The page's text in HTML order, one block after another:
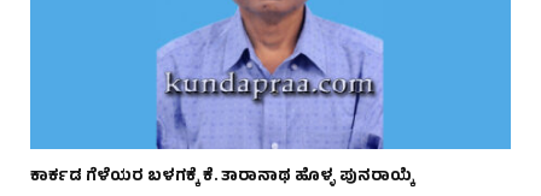
ಕಾರ್ಕಡ ಗೆಳೆಯರ ಬಳಗಕ್ಕೆ ಕೆ. ತಾರಾನಾಥ ಹೊಳ್ಳ ಪುನರಾಯ್ಕೆ